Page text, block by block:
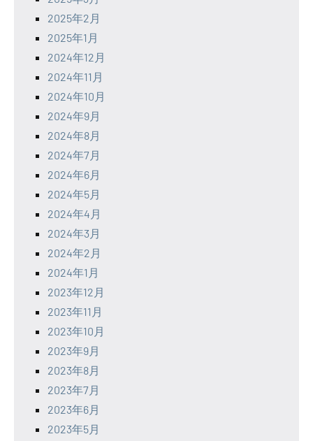
2025年2月
2025年1月
2024年12月
2024年11月
2024年10月
2024年9月
2024年8月
2024年7月
2024年6月
2024年5月
2024年4月
2024年3月
2024年2月
2024年1月
2023年12月
2023年11月
2023年10月
2023年9月
2023年8月
2023年7月
2023年6月
2023年5月